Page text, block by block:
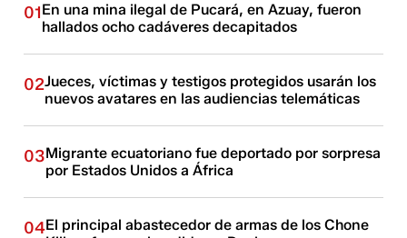
01En una mina ilegal de Pucará, en Azuay, fueron
hallados ocho cadáveres decapitados
02Jueces, víctimas y testigos protegidos usarán los
nuevos avatares en las audiencias telemáticas
03Migrante ecuatoriano fue deportado por sorpresa
por Estados Unidos a África
04El principal abastecedor de armas de los Chone